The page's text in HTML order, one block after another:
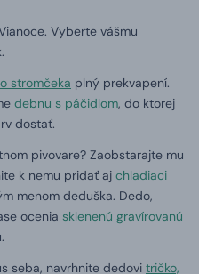
Vyberte vášmu
stromčeka plný prekvapení.
debnu s páčidlom, do ktorej
dostať.
pivovare? Zaobstarajte mu
k nemu pridať aj chladiaci
menom deduška. Dedo,
ocenia sklenenú gravírovanú
seba, navrhnite dedovi tričko,